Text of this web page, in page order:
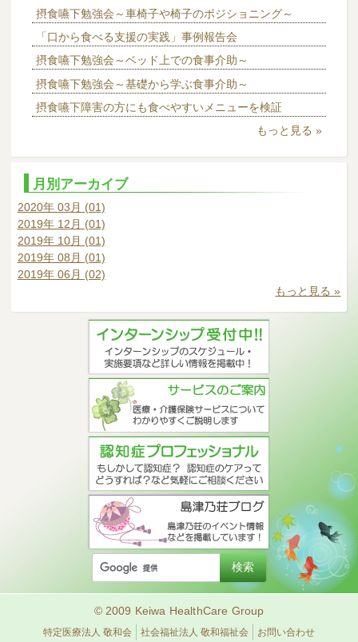
摂食嚥下勉強会～車椅子や椅子のポジショニング～
「口から食べる支援の実践」事例報告会
摂食嚥下勉強会～ベッド上での食事介助～
摂食嚥下勉強会～基礎から学ぶ食事介助～
摂食嚥下障害の方にも食べやすいメニューを検証
もっと見る »
月別アーカイブ
2020年 03月 (01)
2019年 12月 (01)
2019年 10月 (01)
2019年 08月 (01)
2019年 06月 (02)
もっと見る »
© 2009 Keiwa HealthCare Group
特定医療法人 敬和会 社会福祉法人 敬和福祉会 お問い合わせ